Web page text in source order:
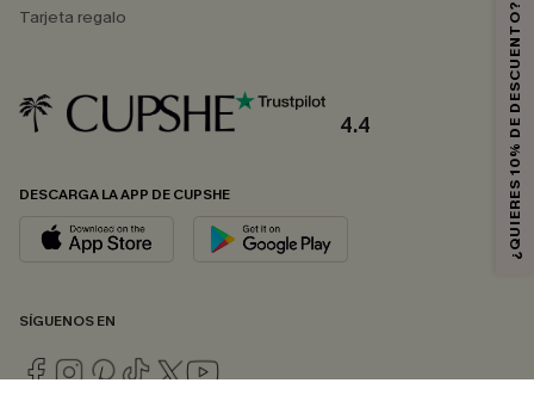
Tarjeta regalo
4.4
DESCARGA LA APP DE CUPSHE
SÍGUENOS EN
¿QUIERES 10% DE DESCUENTO?